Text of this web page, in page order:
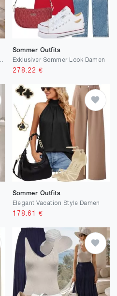
Sommer Outfits
Exklusiver Sommer Look Damen
278.22 €
Sommer Outfits
Elegant Vacation Style Damen
178.61 €